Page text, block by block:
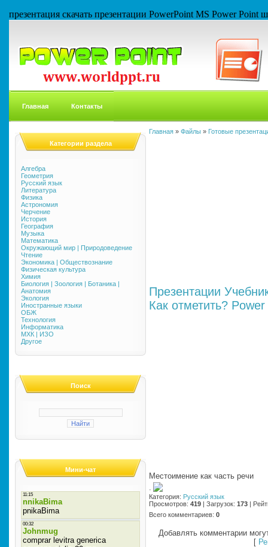
презентация скачать презентации PowerPoint MS Power
Главная Контакты
Категории раздела
Алгебра
Геометрия
Русский язык
Литература
Физика
Астрономия
Черчение
История
География
Музыка
Математика
Окружающий мир | Природоведение
Чтение
Экономика | Обществознание
Физическая культура
Химия
Биология | Зоология | Ботаника |
Анатомия
Экология
Иностранные языки
ОБЖ
Технология
Информатика
МХК | ИЗО
Другое
Поиск
Мини-чат
Главная » Файлы » Готовые
Презентации
Как отметить?
Местоимение как часть речи
·
Категория: Русский язык
Просмотров: 419 | Загрузок: 173 |
Всего комментариев: 0
Добавлять комментарии
[